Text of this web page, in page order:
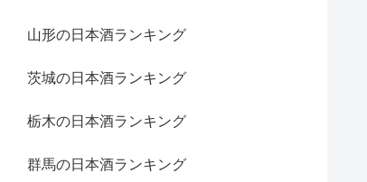
山形の日本酒ランキング
茨城の日本酒ランキング
栃木の日本酒ランキング
群馬の日本酒ランキング